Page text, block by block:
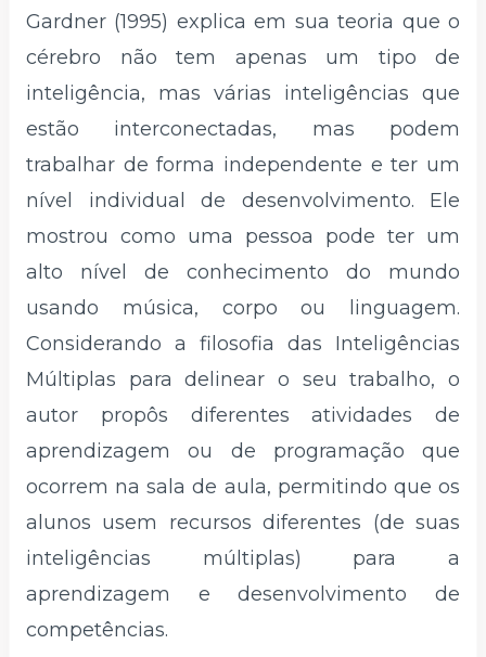
Gardner (1995) explica em sua teoria que o
cérebro não tem apenas um tipo de
inteligência, mas várias inteligências que
estão interconectadas, mas podem
trabalhar de forma independente e ter um
nível individual de desenvolvimento. Ele
mostrou como uma pessoa pode ter um
alto nível de conhecimento do mundo
usando música, corpo ou linguagem.
Considerando a filosofia das Inteligências
Múltiplas para delinear o seu trabalho, o
autor propôs diferentes atividades de
aprendizagem ou de programação que
ocorrem na sala de aula, permitindo que os
alunos usem recursos diferentes (de suas
inteligências múltiplas) para a
aprendizagem e desenvolvimento de
competências.